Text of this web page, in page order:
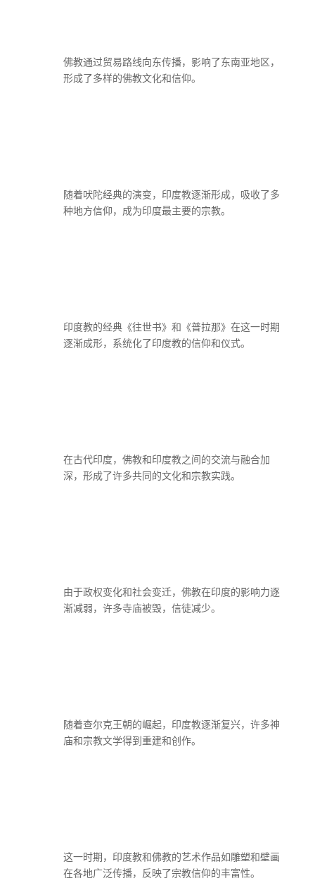
佛教通过贸易路线向东传播，影响了东南亚地区，
形成了多样的佛教文化和信仰。
随着吠陀经典的演变，印度教逐渐形成，吸收了多
种地方信仰，成为印度最主要的宗教。
印度教的经典《往世书》和《普拉那》在这一时期
逐渐成形，系统化了印度教的信仰和仪式。
在古代印度，佛教和印度教之间的交流与融合加
深，形成了许多共同的文化和宗教实践。
由于政权变化和社会变迁，佛教在印度的影响力逐
渐减弱，许多寺庙被毁，信徒减少。
随着查尔克王朝的崛起，印度教逐渐复兴，许多神
庙和宗教文学得到重建和创作。
这一时期，印度教和佛教的艺术作品如雕塑和壁画
在各地广泛传播，反映了宗教信仰的丰富性。